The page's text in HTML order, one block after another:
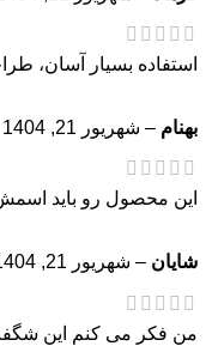
استفاده بسیار آسان،
بهنام – شهریور 21, 1404
این محصول رو باید
شایان – شهریور 21, 1404
من فکر می کنم این